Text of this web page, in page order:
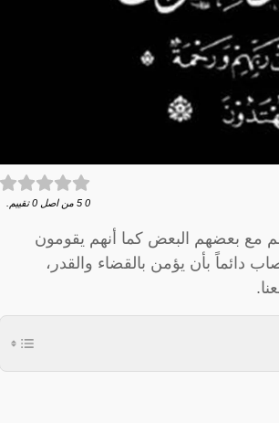
0
5 من اصل 0 تقييم.
مع بعضهم البعض كما أنهم يقومون
دائماً بأن يؤمن بالقضاء والقدر،